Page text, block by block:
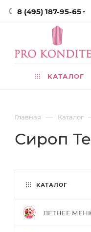
8 (495) 187-95-65
КАТАЛОГ
Главная — Каталог
Сироп
КАТАЛОГ
ЛЕТНЕЕ